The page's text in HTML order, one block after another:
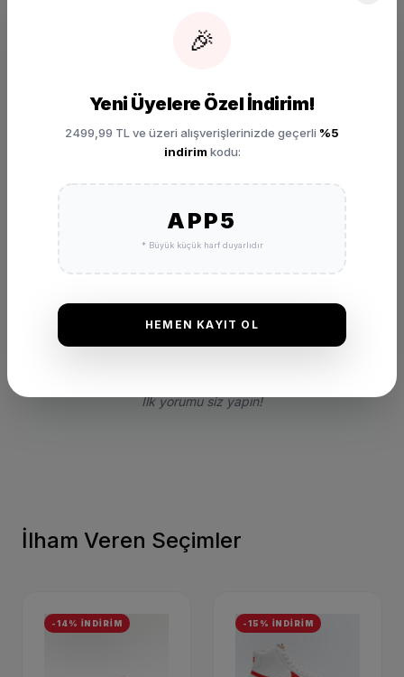
DEĞERLENDIRMELER
Bu ürünü satın alan müşterilerimizin görüşleri ve deneyimleri.
İlk yorumu siz yapın!
İlham Veren Seçimler
-14% İNDİRİM -15% İNDİRİM
🎉
Yeni Üyelere Özel İndirim!
2499,99 TL ve üzeri alışverişlerinizde geçerli %5
indirim kodu:
APP5
* Büyük küçük harf duyarlıdır
HEMEN KAYIT OL